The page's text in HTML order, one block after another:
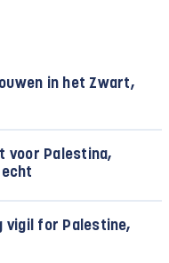
in het Zwart,
voor Palestina,
vigil for Palestine,